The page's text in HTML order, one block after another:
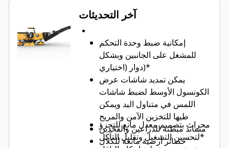
آخر التحديثات
إمكانية ضبط وحدة التحكم
للمشغل على الجانبين وبشكل
دوار (اختياري)*
يمكن تمديد شاشات عرض
الكونسول الأوسط لضبط شاشات
اللمس في متناول اليد ويمكن
طيها للتخزين الآمن والمريح
مساند مبطنة للذراعين والفخذين
حصائر أرضية مانعة للكلال
محراث بتصميم معدل مانع للتجزؤ
لتحسين التشغيل وتقليل التآكل*